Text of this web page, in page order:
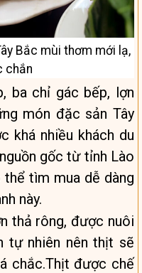
Bắc mùi thơm mới lạ,
chắn
ba chỉ gác bếp, lợn
món đặc sản Tây
khá nhiều khách du
gốc từ tỉnh Lào
thể tìm mua dễ dàng
này.
thả rông, được nuôi
tự nhiên nên thịt sẽ
chắc.Thịt được chế